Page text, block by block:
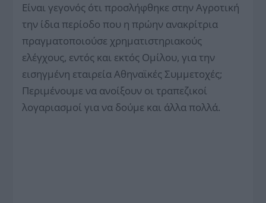
Είναι γεγονός ότι προσλήφθηκε στην Αγροτική
την ίδια περίοδο που η πρώην ανακρίτρια
πραγματοποιούσε χρηματιστηριακούς
ελέγχους, εντός και εκτός Ομίλου, για την
εισηγμένη εταιρεία Αθηναϊκές Συμμετοχές;
Περιμένουμε να ανοίξουν οι τραπεζικοί
λογαριασμοί για να δούμε και άλλα πολλά.